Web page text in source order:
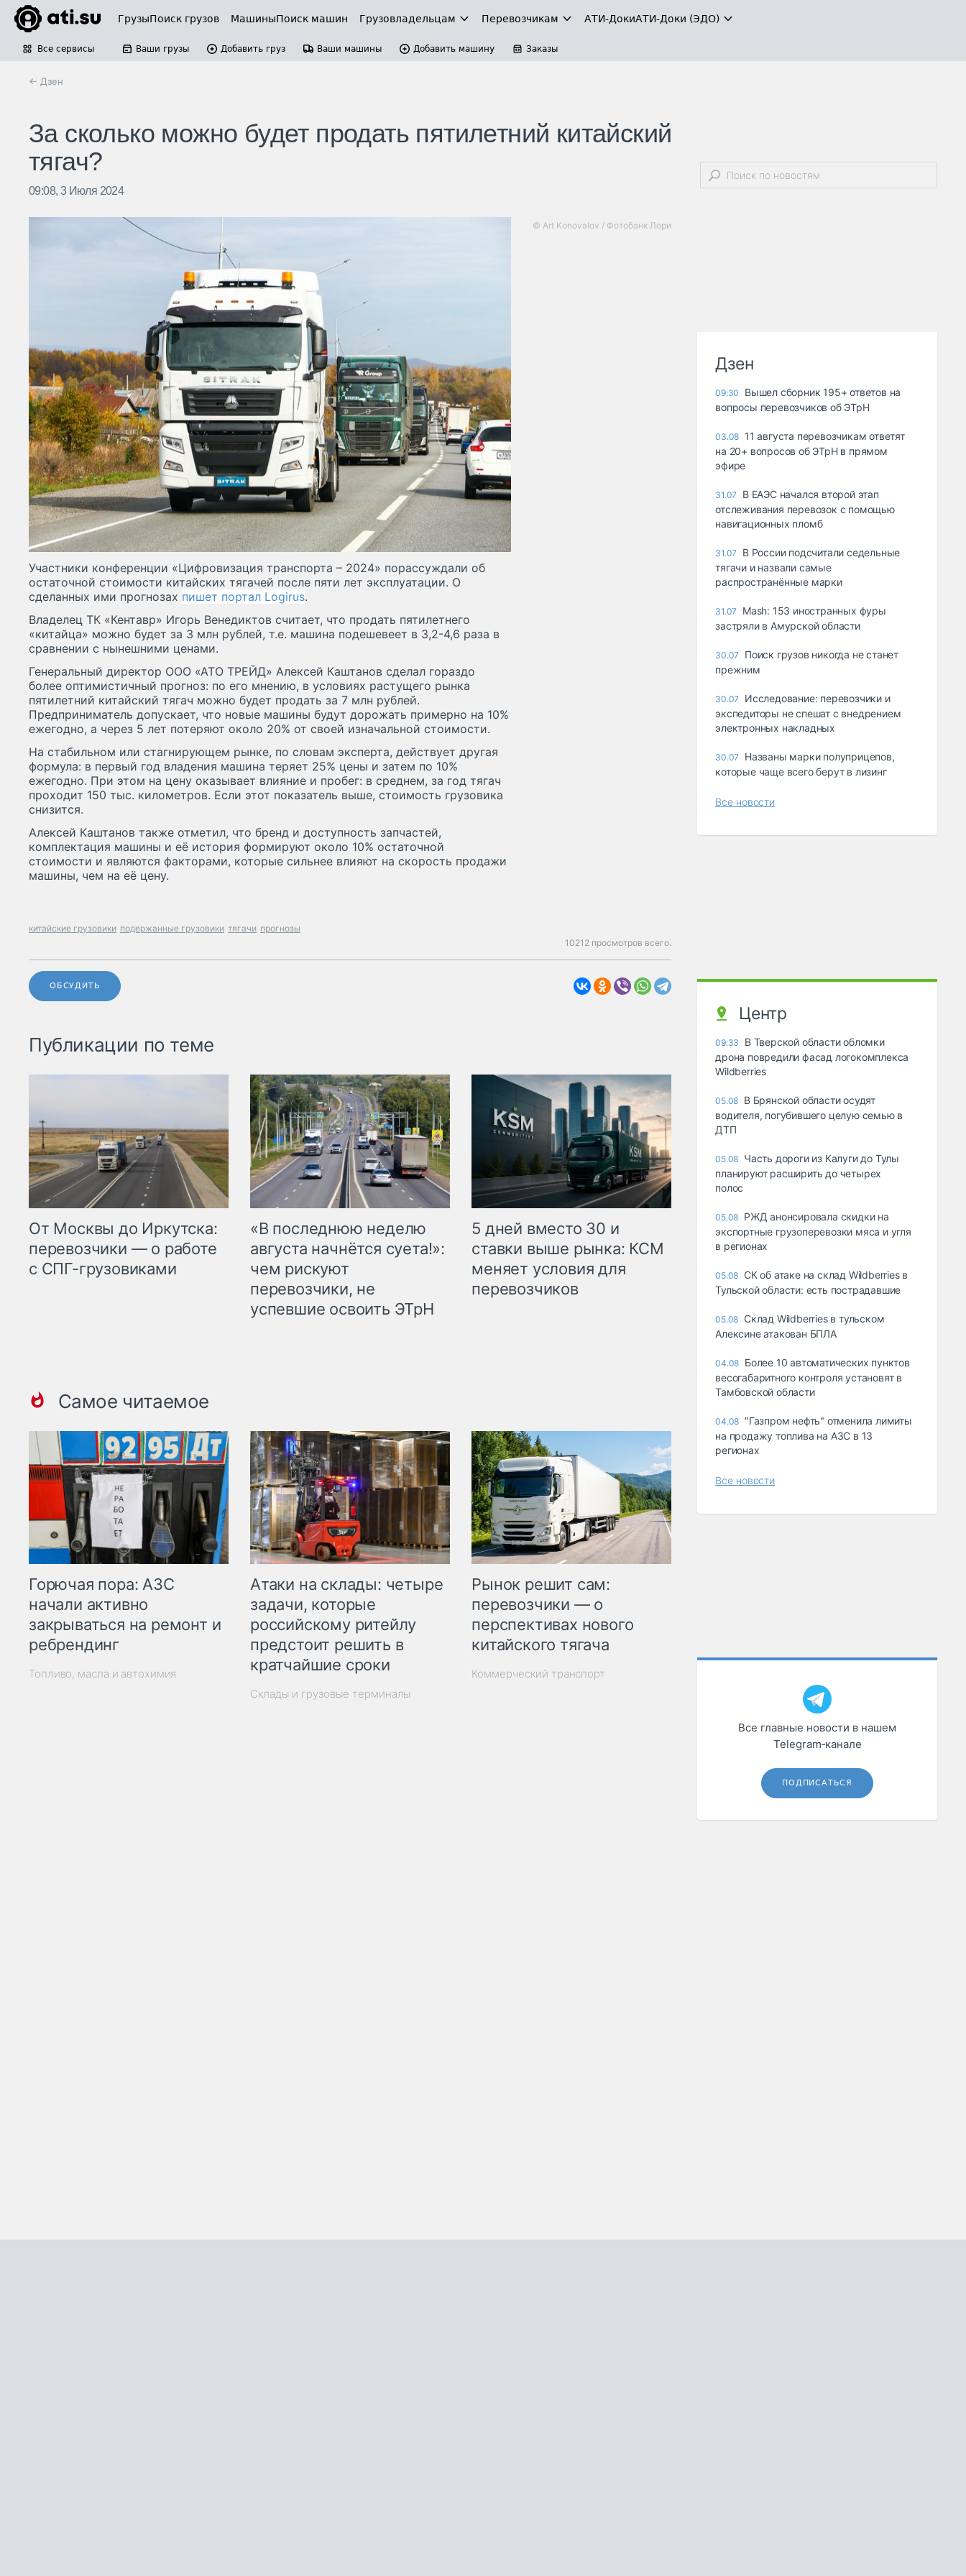
ГрузыПоиск грузов МашиныПоиск машин Грузовладельцам Перевозчикам АТИ-ДокиАТИ-Доки (ЭДО)
Все сервисы Ваши грузы Добавить груз Ваши машины Добавить машину Заказы
← Дзен
За сколько можно будет продать пятилетний китайский
тягач?
09:08, 3 Июля 2024
© Art Konovalov / Фотобанк Лори
Участники конференции «Цифровизация транспорта – 2024» порассуждали об
остаточной стоимости китайских тягачей после пяти лет эксплуатации. О
сделанных ими прогнозах пишет портал Logirus.
Владелец ТК «Кентавр» Игорь Венедиктов считает, что продать пятилетнего
«китайца» можно будет за 3 млн рублей, т.е. машина подешевеет в 3,2-4,6 раза в
сравнении с нынешними ценами.
Генеральный директор ООО «АТО ТРЕЙД» Алексей Каштанов сделал гораздо
более оптимистичный прогноз: по его мнению, в условиях растущего рынка
пятилетний китайский тягач можно будет продать за 7 млн рублей.
Предприниматель допускает, что новые машины будут дорожать примерно на 10%
ежегодно, а через 5 лет потеряют около 20% от своей изначальной стоимости.
На стабильном или стагнирующем рынке, по словам эксперта, действует другая
формула: в первый год владения машина теряет 25% цены и затем по 10%
ежегодно. При этом на цену оказывает влияние и пробег: в среднем, за год тягач
проходит 150 тыс. километров. Если этот показатель выше, стоимость грузовика
снизится.
Алексей Каштанов также отметил, что бренд и доступность запчастей,
комплектация машины и её история формируют около 10% остаточной
стоимости и являются факторами, которые сильнее влияют на скорость продажи
машины, чем на её цену.
китайские грузовики подержанные грузовики тягачи прогнозы
10212 просмотров всего.
ОБСУДИТЬ
Публикации по теме
От Москвы до Иркутска:
перевозчики — о работе
с СПГ-грузовиками
«В последнюю неделю
августа начнётся суета!»:
чем рискуют
перевозчики, не
успевшие освоить ЭТрН
5 дней вместо 30 и
ставки выше рынка: КСМ
меняет условия для
перевозчиков
Самое читаемое
Горючая пора: АЗС
начали активно
закрываться на ремонт и
ребрендинг
Топливо, масла и автохимия
Атаки на склады: четыре
задачи, которые
российскому ритейлу
предстоит решить в
кратчайшие сроки
Склады и грузовые терминалы
Рынок решит сам:
перевозчики — о
перспективах нового
китайского тягача
Коммерческий транспорт
Дзен
09:30
Вышел сборник 195+ ответов на
вопросы перевозчиков об ЭТрН
03.08 11 августа перевозчикам ответят
на 20+ вопросов об ЭТрН в прямом
эфире
31.07
В ЕАЭС начался второй этап
отслеживания перевозок с помощью
навигационных пломб
31.07
В России подсчитали седельные
тягачи и назвали самые
распространённые марки
31.07
Mash: 153 иностранных фуры
застряли в Амурской области
30.07
Поиск грузов никогда не станет
прежним
30.07
Исследование: перевозчики и
экспедиторы не спешат с внедрением
электронных накладных
30.07
Названы марки полуприцепов,
которые чаще всего берут в лизинг
Все новости
Центр
09:33
В Тверской области обломки
дрона повредили фасад логокомплекса
Wildberries
05.08 В Брянской области осудят
водителя, погубившего целую семью в
ДТП
05.08 Часть дороги из Калуги до Тулы
планируют расширить до четырех
полос
05.08 РЖД анонсировала скидки на
экспортные грузоперевозки мяса и угля
в регионах
05.08 СК об атаке на склад Wildberries в
Тульской области: есть пострадавшие
05.08 Склад Wildberries в тульском
Алексине атакован БПЛА
04.08 Более 10 автоматических пунктов
весогабаритного контроля установят в
Тамбовской области
04.08 "Газпром нефть" отменила лимиты
на продажу топлива на АЗС в 13
регионах
Все новости
Все главные новости в нашем
Telegram‑канале
ПОДПИСАТЬСЯ